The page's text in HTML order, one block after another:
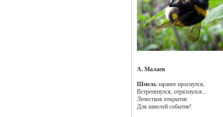
А. Малаев
Шмельзаранее проснулся,
Встpепенулся, отряхнулся...
Лепестков открытие
Для шмелей событие!